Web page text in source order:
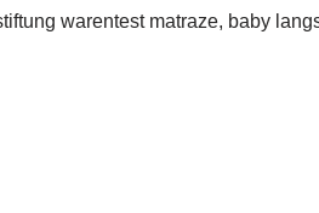
warentest matraze, baby